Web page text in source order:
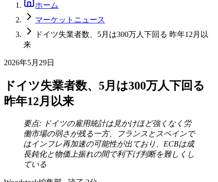
ホーム
マーケットニュース
ドイツ失業者数、5月は300万人下回る 昨年12月以
来
2026年5月29日
ドイツ失業者数、5月は300万人下回る
昨年12月以来
要点: ドイツの雇用統計は見かけほど強くなく労
働市場の弱さが残る一方、フランスとスペインで
はインフレ再加速の可能性が出ており、ECBは成
長鈍化と物価上振れの間で利下げ判断を難しくし
ている